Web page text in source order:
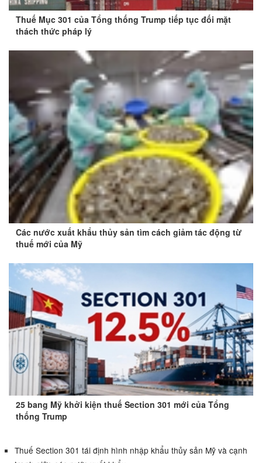
Thuế Mục 301 của Tổng thống Trump tiếp tục đối mặt
thách thức pháp lý
Các nước xuất khẩu thủy sản tìm cách giảm tác động từ
thuế mới của Mỹ
25 bang Mỹ khởi kiện thuế Section 301 mới của Tổng
thống Trump
Thuế Section 301 tái định hình nhập khẩu thủy sản Mỹ và cạnh